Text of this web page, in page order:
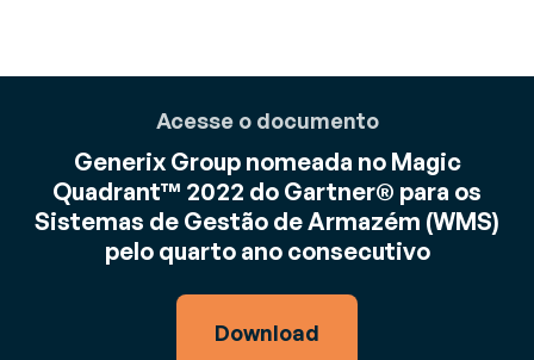
Acesse o documento
Generix Group nomeada no Magic
Quadrant™ 2022 do Gartner® para os
Sistemas de Gestão de Armazém (WMS)
pelo quarto ano consecutivo
Download